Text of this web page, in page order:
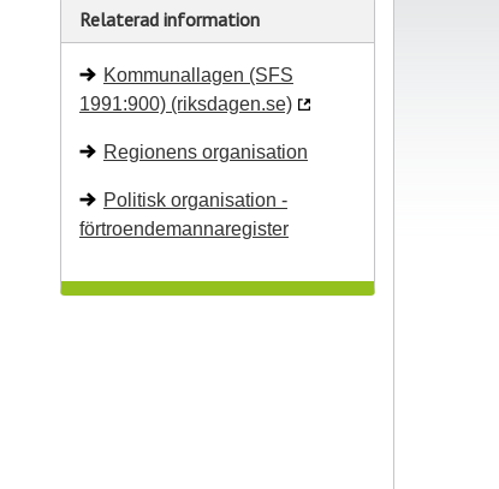
Relaterad information
Kommunallagen (SFS
1991:900) (riksdagen.se)
Regionens organisation
Politisk organisation -
förtroendemannaregister